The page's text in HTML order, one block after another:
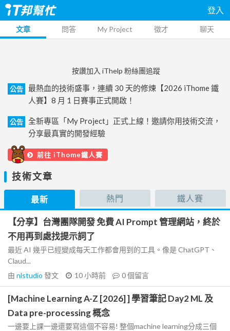
登入
文章 問答 My Project 徵才 聊天
按讚加入 iThelp 粉絲團追蹤
公告
最熱血的技術盛事，連續 30 天的修煉【2026 iThome 鐵
人賽】8 月 1 日賽事正式開啟！
公告
全新專區「My Project」正式上線！邀請你用技術交流，
分享最真實的開發經驗
前往 iThome鐵人賽
技術文章
最新 熱門 鐵人賽
【分享】台灣團隊開發 免費 AI Prompt 管理網站，終於
不用再到處找提示詞了
最近 AI 幾乎已經變成每天工作都會用到的工具。像是 ChatGPT、
Claud...
由 nlstudio 發文 10 小時前 0個留言
[Machine Learning A-Z [2026] ] 學習筆記 Day2 ML 及
Data pre-processing 概念
一邊要上課一邊還要寫這個不容易! 整個machine learning分成三個